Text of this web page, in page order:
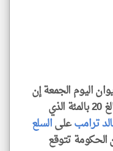
اليوم الجمعة إن
معدل الرسوم الجمركية الجديد البالغ 20 بالمئة الذي
ترامبعلىالسلع
تتوقع